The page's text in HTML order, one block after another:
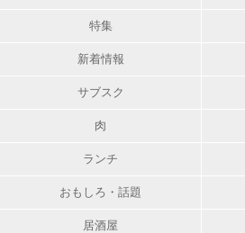
特集
新着情報
サブスク
肉
ランチ
おもしろ・話題
居酒屋